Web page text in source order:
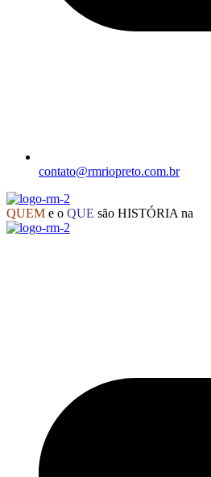
contato@rmriopreto.com.br
QUEM e o QUE são HISTÓRIA na